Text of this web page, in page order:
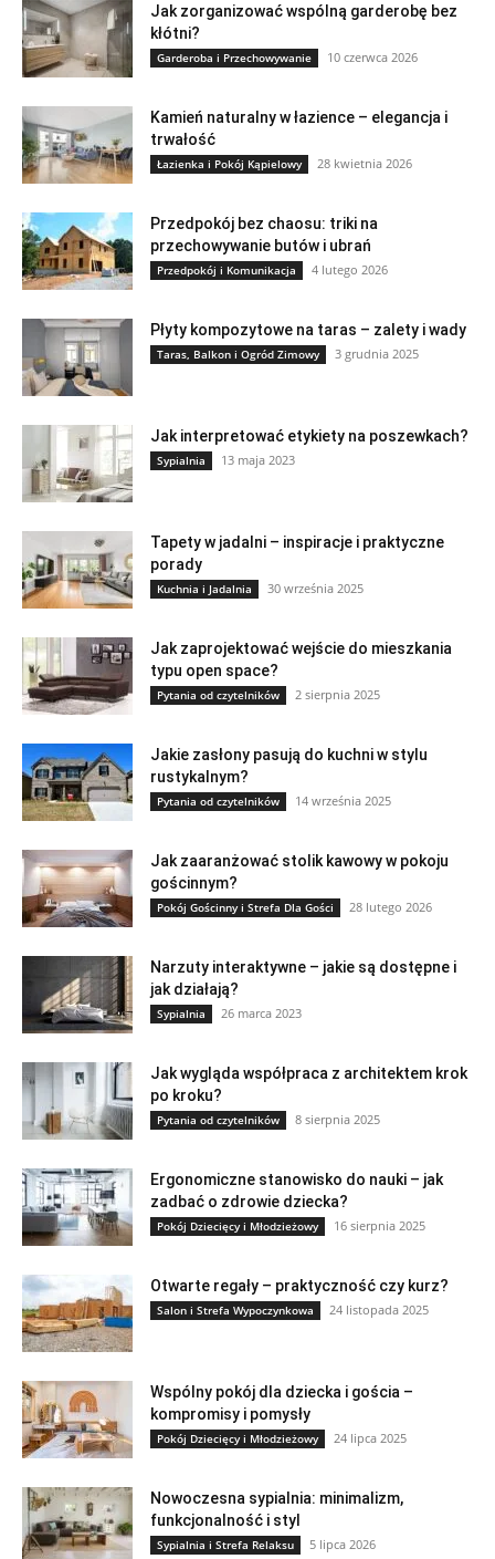
Jak zorganizować wspólną garderobę bez
kłótni?
Garderoba i Przechowywanie 10 czerwca 2026
Kamień naturalny w łazience – elegancja i
trwałość
Łazienka i Pokój Kąpielowy 28 kwietnia 2026
Przedpokój bez chaosu: triki na
przechowywanie butów i ubrań
Przedpokój i Komunikacja 4 lutego 2026
Płyty kompozytowe na taras – zalety i wady
Taras, Balkon i Ogród Zimowy 3 grudnia 2025
Jak interpretować etykiety na poszewkach?
Sypialnia 13 maja 2023
Tapety w jadalni – inspiracje i praktyczne
porady
Kuchnia i Jadalnia 30 września 2025
Jak zaprojektować wejście do mieszkania
typu open space?
Pytania od czytelników 2 sierpnia 2025
Jakie zasłony pasują do kuchni w stylu
rustykalnym?
Pytania od czytelników 14 września 2025
Jak zaaranżować stolik kawowy w pokoju
gościnnym?
Pokój Gościnny i Strefa Dla Gości 28 lutego 2026
Narzuty interaktywne – jakie są dostępne i
jak działają?
Sypialnia 26 marca 2023
Jak wygląda współpraca z architektem krok
po kroku?
Pytania od czytelników 8 sierpnia 2025
Ergonomiczne stanowisko do nauki – jak
zadbać o zdrowie dziecka?
Pokój Dziecięcy i Młodzieżowy 16 sierpnia 2025
Otwarte regały – praktyczność czy kurz?
Salon i Strefa Wypoczynkowa 24 listopada 2025
Wspólny pokój dla dziecka i gościa –
kompromisy i pomysły
Pokój Dziecięcy i Młodzieżowy 24 lipca 2025
Nowoczesna sypialnia: minimalizm,
funkcjonalność i styl
Sypialnia i Strefa Relaksu 5 lipca 2026